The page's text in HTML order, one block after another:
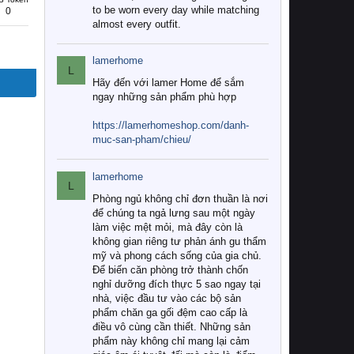
0
to be worn every day while matching
almost every outfit.
L
lamerhome
Hãy đến với lamer Home để sắm
ngay những sản phẩm phù hợp
https://lamerhomeshop.com/danh-
muc-san-pham/chieu/
L
lamerhome
Phòng ngủ không chỉ đơn thuần là nơi
để chúng ta ngả lưng sau một ngày
làm việc mệt mỏi, mà đây còn là
không gian riêng tư phản ánh gu thẩm
mỹ và phong cách sống của gia chủ.
Để biến căn phòng trở thành chốn
nghỉ dưỡng đích thực 5 sao ngay tại
nhà, việc đầu tư vào các bộ sản
phẩm chăn ga gối đệm cao cấp là
điều vô cùng cần thiết. Những sản
phẩm này không chỉ mang lại cảm